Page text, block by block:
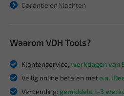
Garantie en klachten
Waarom VDH Tools?
Klantenservice, werkdagen van
Veilig online betalen meto.a.
Verzending: gemiddeld 1-3